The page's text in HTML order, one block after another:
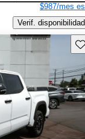
$987/mes
Verif. disponibilidad